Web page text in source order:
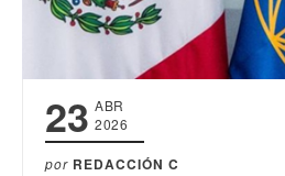
23 ABR
2026
por REDACCIÓN C